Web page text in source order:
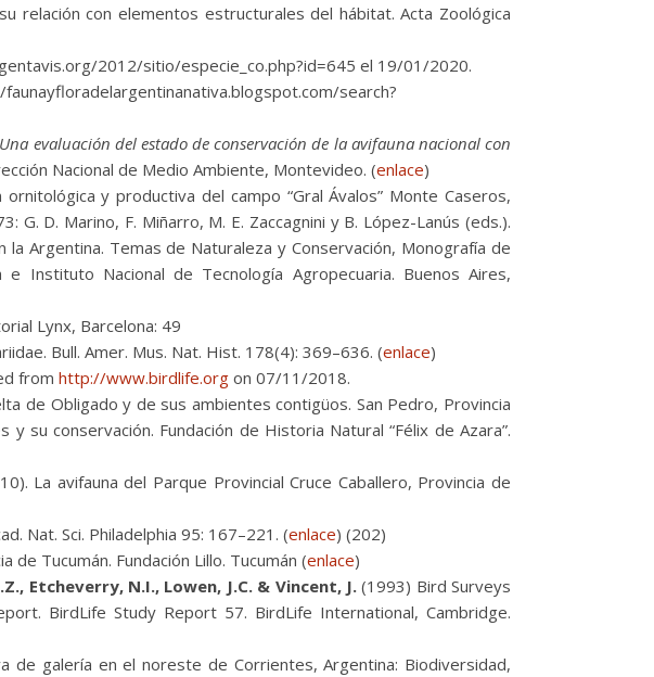
relación con elementos estructurales del hábitat. Acta Zoológica
2012/sitio/especie_co.php?id=645 el 19/01/2020.
search?
evaluación del estado de conservación de la avifauna nacional con
Nacional de Medio Ambiente, Montevideo. (enlace)
ornitológica y productiva del campo “Gral Ávalos” Monte Caseros,
D. Marino, F. Miñarro, M. E. Zaccagnini y B. López-Lanús (eds.).
Argentina. Temas de Naturaleza y Conservación, Monografía de
Instituto Nacional de Tecnología Agropecuaria. Buenos Aires,
Lynx, Barcelona: 49
Bull. Amer. Mus. Nat. Hist. 178(4): 369–636. (enlace)
from http://www.birdlife.org on 07/11/2018.
de Obligado y de sus ambientes contigüos. San Pedro, Provincia
su conservación. Fundación de Historia Natural “Félix de Azara”.
La avifauna del Parque Provincial Cruce Caballero, Provincia de
Nat. Sci. Philadelphia 95: 167–221. (enlace) (202)
de Tucumán. Fundación Lillo. Tucumán (enlace)
Etcheverry, N.I., Lowen, J.C. & Vincent, J.(1993) Bird Surveys
BirdLife Study Report 57. BirdLife International, Cambridge.
de galería en el noreste de Corrientes, Argentina: Biodiversidad,